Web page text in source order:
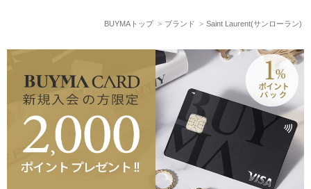
BUYMAトップ ブランド Saint Laurent(サンローラン)